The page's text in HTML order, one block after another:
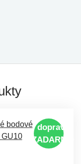
doprava
ZADARMO